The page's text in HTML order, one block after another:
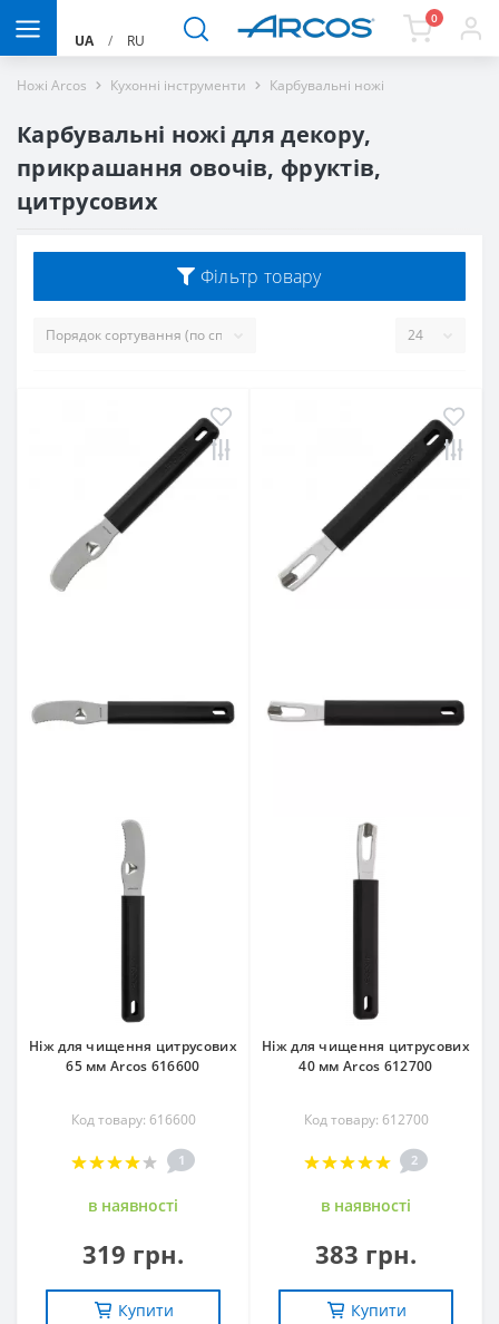
UA / RU
0
Ножі Arcos Кухонні інструменти Карбувальні ножі
Карбувальні ножі для декору,
прикрашання овочів, фруктів,
цитрусових
Фільтр товару
Ніж для чищення цитрусових
65 мм Arcos 616600
Код товару: 616600
1
в наявностi
319 грн.
Купити
Ніж для чищення цитрусових
40 мм Arcos 612700
Код товару: 612700
2
в наявностi
383 грн.
Купити